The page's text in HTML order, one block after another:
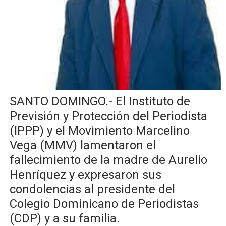
Lee Ballester a los que se forman como agentes
Operativo Interinstitucional “Compromiso Ambiental
Trabajadores de la prensa y Obispado de la
Ministerio de Cultura anuncia ganadores de Premios
Más de 180 dirigentes sindicales de las Américas se
SANTO DOMINGO.- El Instituto de
Previsión y Protección del Periodista
(IPPP) y el Movimiento Marcelino
Vega (MMV) lamentaron el
fallecimiento de la madre de Aurelio
Henríquez y expresaron sus
condolencias al presidente del
Colegio Dominicano de Periodistas
(CDP) y a su familia.